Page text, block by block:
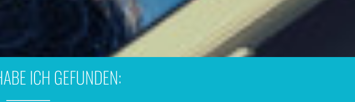
ICH GEFUNDEN: